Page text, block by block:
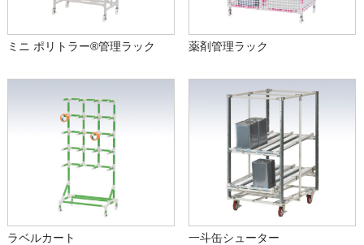
ミニ ポリトラー®管理ラック 薬剤管理ラック
ラベルカート 一斗缶シューター